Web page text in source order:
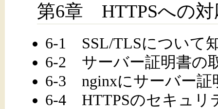
第6章 HTTPSへの対
6-1 SSL/TLSについて
6-2 サーバー証明書の
6-3 nginxにサーバー証
6-4 HTTPSのセキュリ